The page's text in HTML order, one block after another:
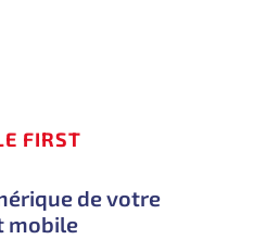
FIRST
de votre
mobile